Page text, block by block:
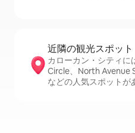
近隣の観光ス⁠ポ⁠ッ⁠ト
カローカン・シティ
Circle、North Avenue
などの人気スポットが